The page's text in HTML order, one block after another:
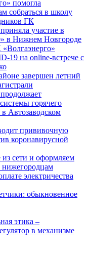
помогла
собраться в школу
ГК
участие в
в Нижнем Новгороде
19 на online-встрече с
завершен летний
горячего
Автозаводском
прививочную
коронавирусной
сети и оформляем
нижегородцам
электричества
обыкновенное
этика –
в механизме